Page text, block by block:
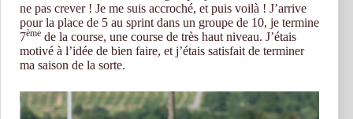
ne pas crever ! Je me suis accroché, et puis voilà ! J’arrive
pour la place de 5 au sprint dans un groupe de 10, je termine
7ème de la course, une course de très haut niveau. J’étais
motivé à l’idée de bien faire, et j’étais satisfait de terminer
ma saison de la sorte.